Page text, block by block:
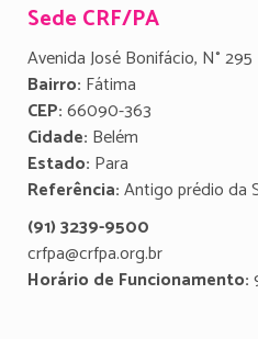
Sede CRF/PA
Avenida José Bonifácio, N° 295
Bairro: Fátima
CEP:66090-363
Cidade: Belém
Estado: Para
Referência:Antigo prédio da
(91) 3239-9500
crfpa@crfpa.org.br
Horário de Funcionamento: